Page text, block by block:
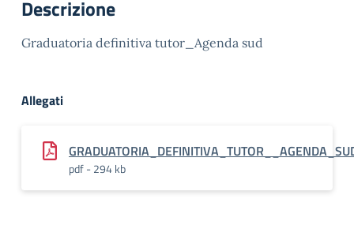
Descrizione
Graduatoria definitiva tutor_Agenda sud
Allegati
pdf - 294 kb